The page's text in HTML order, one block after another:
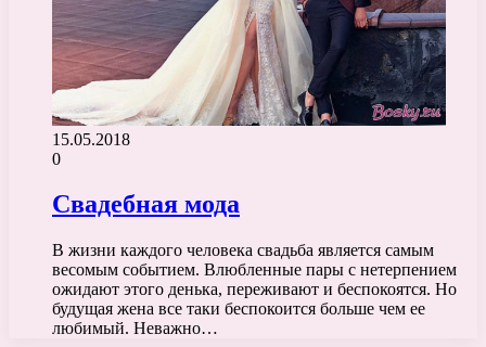
15.05.2018
0
Свадебная мода
В жизни каждого человека свадьба является самым
весомым событием. Влюбленные пары с нетерпением
ожидают этого денька, переживают и беспокоятся. Но
будущая жена все таки беспокоится больше чем ее
любимый. Неважно…